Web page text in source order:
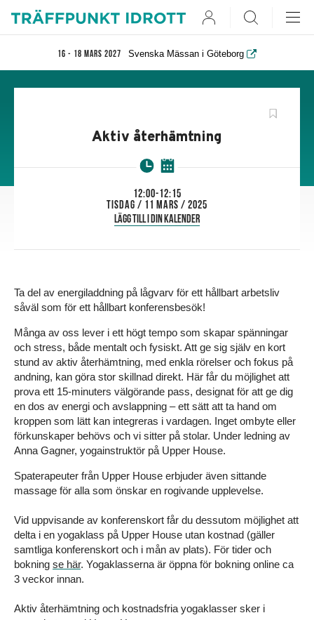
16 - 18 mars 2027 Svenska Mässan i Göteborg
User Search
Aktiv återhämtning
tisdag / 11 mars / 2025
12:00-12:15
Lägg till i din kalender
Ta del av energiladdning på lågvarv för ett hållbart arbetsliv
såväl som för ett hållbart konferensbesök!
Många av oss lever i ett högt tempo som skapar spänningar
och stress, både mentalt och fysiskt. Att ge sig själv en kort
stund av aktiv återhämtning, med enkla rörelser och fokus på
andning, kan göra stor skillnad direkt. Här får du möjlighet att
prova ett 15-minuters välgörande pass, designat för att ge dig
en dos av energi och avslappning – ett sätt att ta hand om
kroppen som lätt kan integreras i vardagen. Inget ombyte eller
förkunskaper behövs och vi sitter på stolar. Under ledning av
Anna Gagner, yogainstruktör på Upper House.
Spaterapeuter från Upper House erbjuder även sittande
massage för alla som önskar en rogivande upplevelse.
Vid uppvisande av konferenskort får du dessutom möjlighet att
delta i en yogaklass på Upper House utan kostnad (gäller
samtliga konferenskort och i mån av plats). För tider och
bokning se här. Yogaklasserna är öppna för bokning online ca
3 veckor innan.
Aktiv återhämtning och kostnadsfria yogaklasser sker i